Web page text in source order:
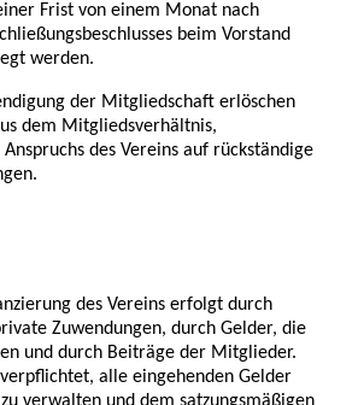
Frist von einem Monat nach
beim Vorstand
werden.
der Mitgliedschaft erlöschen
dem Mitgliedsverhältnis,
Anspruchs des Vereins auf rückständige
des Vereins erfolgt durch
Zuwendungen, durch Gelder, die
und durch Beiträge der Mitglieder.
alle eingehenden Gelder